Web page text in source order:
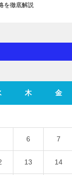
を徹底解説
木 金
6 7
13 14